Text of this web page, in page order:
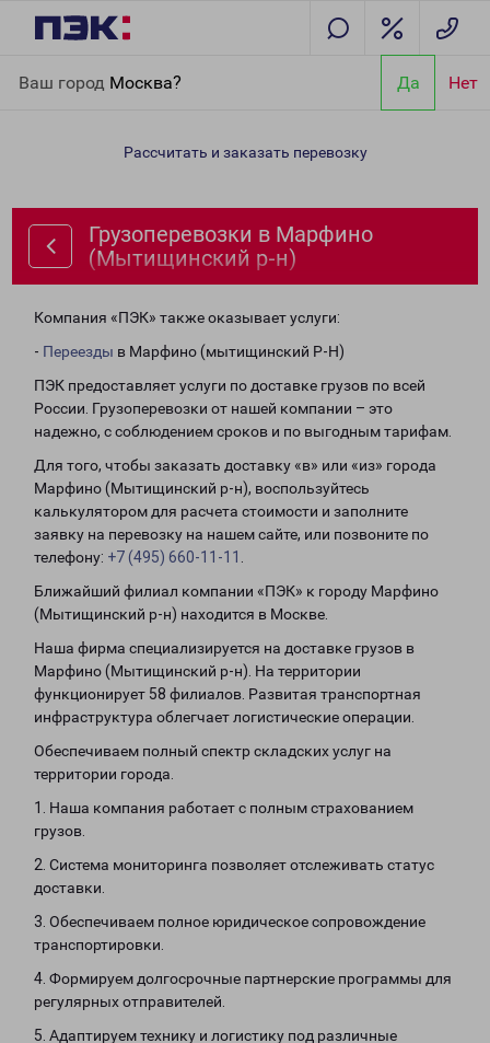
Ваш город Москва? Да Нет
(Мытищинский р-н)
Рассчитать и заказать перевозку
Грузоперевозки в Марфино
(Мытищинский р-н)
Компания «ПЭК» также оказывает услуги:
- Переезды в Марфино (мытищинский Р-Н)
ПЭК предоставляет услуги по доставке грузов по всей
России. Грузоперевозки от нашей компании – это
надежно, с соблюдением сроков и по выгодным тарифам.
Для того, чтобы заказать доставку «в» или «из» города
Марфино (Мытищинский р-н), воспользуйтесь
калькулятором для расчета стоимости и заполните
заявку на перевозку на нашем сайте, или позвоните по
телефону: +7 (495) 660-11-11
Ближайший филиал компании «ПЭК» к городу Марфино
(Мытищинский р-н) находится в Москве.
Наша фирма специализируется на доставке грузов в
Марфино (Мытищинский р-н). На территории
функционирует 58 филиалов. Развитая транспортная
инфраструктура облегчает логистические операции.
Обеспечиваем полный спектр складских услуг на
территории города.
1. Наша компания работает с полным страхованием
грузов.
2. Система мониторинга позволяет отслеживать статус
доставки.
3. Обеспечиваем полное юридическое сопровождение
транспортировки.
4. Формируем долгосрочные партнерские программы для
регулярных отправителей.
5. Адаптируем технику и логистику под различные